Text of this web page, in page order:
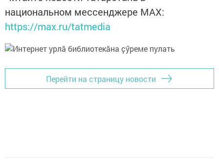
национальном мессенджере MАХ:
https://max.ru/tatmedia
Перейти на страницу новости